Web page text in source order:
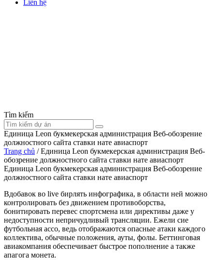
Liên hệ
Tìm kiếm
Единица Leon букмекерская администрация Веб-обозрение
должностного сайта ставки нате авиаспорт
Trang chủ /Единица Leon букмекерская администрация Веб-
обозрение должностного сайта ставки нате авиаспорт
Единица Leon букмекерская администрация Веб-обозрение
должностного сайта ставки нате авиаспорт
Вдобавок во live бирлять инфографика, в области ней можно
контролировать без движением противоборства,
бонитировать перевес спортсмена или директивы даже у
недоступности непричудливый трансляции. Ежели сие
футбольная ассо, ведь отображаются опасные атаки каждого
коллектива, обычные положения, ауты, фолы. Беттинговая
авиакомпания обеспечивает быстрое пополнение а также
апагога монета.